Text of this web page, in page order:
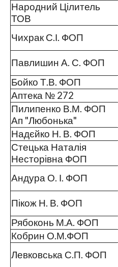
Народний Цілитель
ТОВ
Чихрак С.І. ФОП
Павлишин А. С. ФОП
Бойко Т.В. ФОП
Аптека № 272
Пилипенко В.М. ФОП
Ап "Любонька"
Надєйко Н. В. ФОП
Стецька Наталія
Несторівна ФОП
Андура О. І. ФОП
Пікож Н. В. ФОП
Рябоконь М.А. ФОП
Кобрин О.М.ФОП
Левковська С.П. ФОП